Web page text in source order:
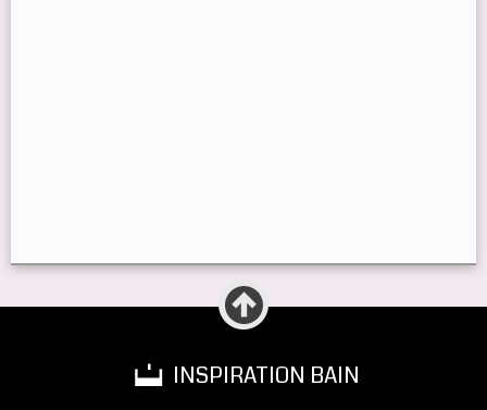
INSPIRATION BAIN